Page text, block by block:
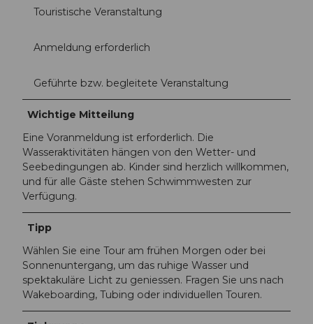
Touristische Veranstaltung
Anmeldung erforderlich
Geführte bzw. begleitete Veranstaltung
Wichtige Mitteilung
Eine Voranmeldung ist erforderlich. Die
Wasseraktivitäten hängen von den Wetter- und
Seebedingungen ab. Kinder sind herzlich willkommen,
und für alle Gäste stehen Schwimmwesten zur
Verfügung.
Tipp
Wählen Sie eine Tour am frühen Morgen oder bei
Sonnenuntergang, um das ruhige Wasser und
spektakuläre Licht zu geniessen. Fragen Sie uns nach
Wakeboarding, Tubing oder individuellen Touren.